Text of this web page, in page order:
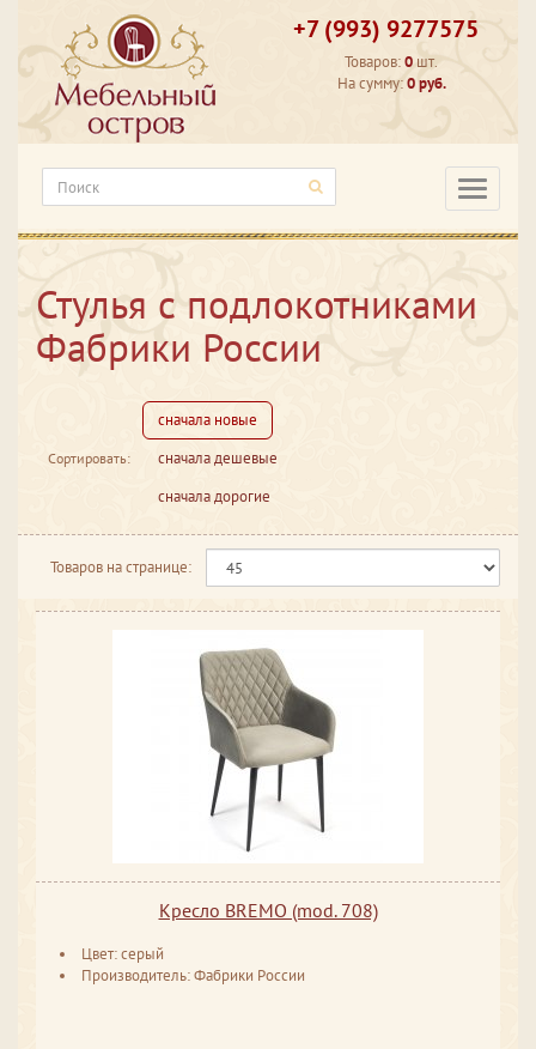
+7 (993) 9277575
Товаров:0 шт.
На сумму:0 руб.
Стулья с подлокотниками
Фабрики России
Сортировать:
сначала новые
сначала дешевые
сначала дорогие
Товаров на странице:
Кресло BREMO (mod. 708)
Цвет: серый
Производитель: Фабрики России